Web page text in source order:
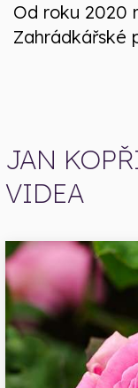
Od roku 2020
Zahrádkářské
JAN
VIDEA